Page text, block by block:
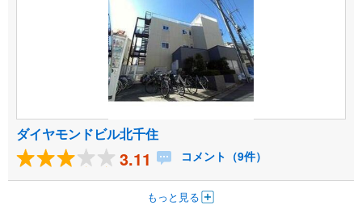
ダイヤモンドビル北千住
3.11 コメント（9件）
もっと見る